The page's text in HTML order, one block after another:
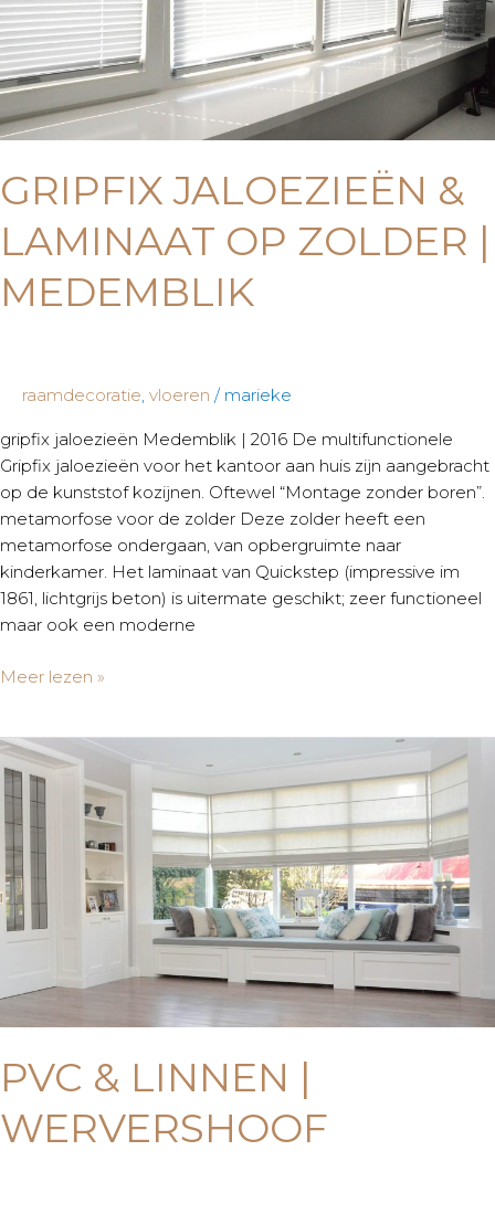
GRIPFIX JALOEZIEËN &
LAMINAAT OP ZOLDER |
MEDEMBLIK
raamdecoratie, vloeren / marieke
gripfix jaloezieën Medemblik | 2016 De multifunctionele
Gripfix jaloezieën voor het kantoor aan huis zijn aangebracht
op de kunststof kozijnen. Oftewel “Montage zonder boren”.
metamorfose voor de zolder Deze zolder heeft een
metamorfose ondergaan, van opbergruimte naar
kinderkamer. Het laminaat van Quickstep (impressive im
1861, lichtgrijs beton) is uitermate geschikt; zeer functioneel
maar ook een moderne
Medemblik
Meer lezen »
PVC & LINNEN |
WERVERSHOOF
pvc
&
linnen
wervershoof